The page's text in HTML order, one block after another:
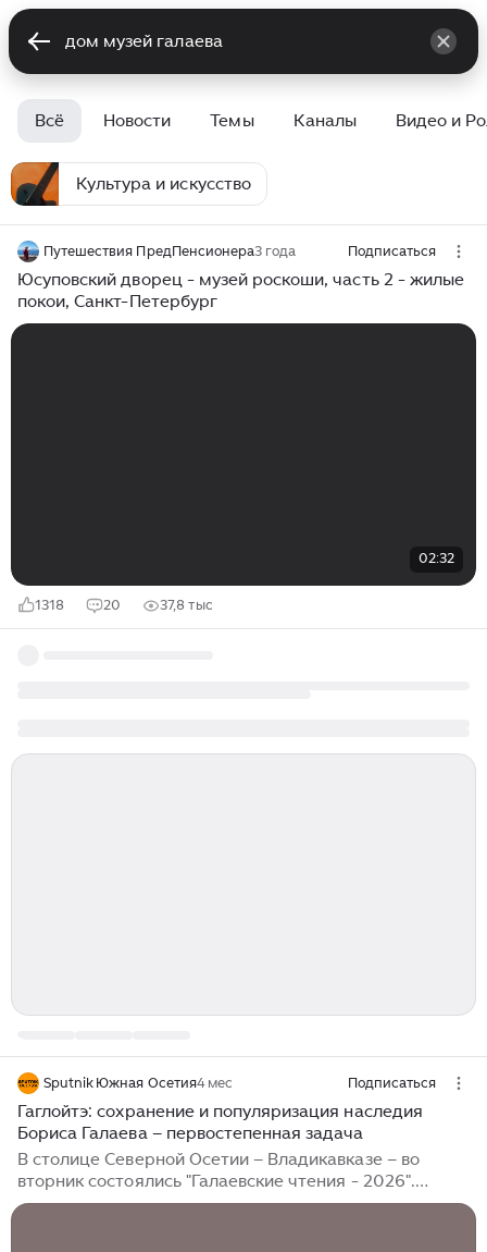
Всё Новости Темы Каналы Видео и
Культура и искусство
Путешествия ПредПенсионера3 года Подписаться
Юсуповский дворец - музей роскоши, часть 2 - жилые
покои, Санкт-Петербург
02:32
1318 20 37,8 тыс
Sputnik Южная Осетия4 мес Подписаться
Гаглойтэ: сохранение и популяризация наследия
Бориса Галаева – первостепенная задача
В столице Северной Осетии – Владикавказе – во
вторник состоялись "Галаевские чтения - 2026".
Мероприятие прошло в Национальной научной